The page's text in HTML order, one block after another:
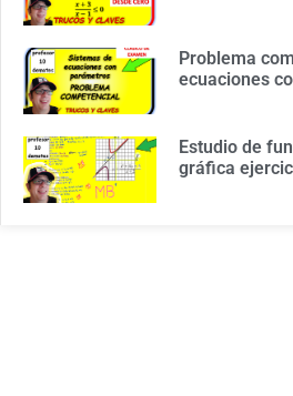
Problema
ecuaciones
Estudio de
gráfica